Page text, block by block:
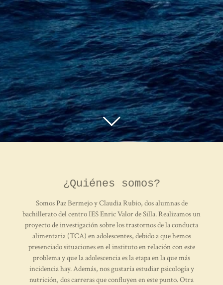
¿Quiénes somos?
Somos Paz Bermejo y Claudia Rubio, dos alumnas de
bachillerato del centro IES Enric Valor de Silla. Realizamos un
proyecto de investigación sobre los trastornos de la conducta
alimentaria (TCA) en adolescentes, debido a que hemos
presenciado situaciones en el instituto en relación con este
problema y que la adolescencia es la etapa en la que más
incidencia hay. Además, nos gustaría estudiar psicología y
nutrición, dos carreras que confluyen en este punto. Otra